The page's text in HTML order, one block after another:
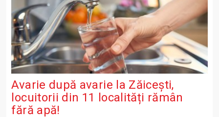
Avarie după avarie la Zăicești,
locuitorii din 11 localități rămân
fără apă!